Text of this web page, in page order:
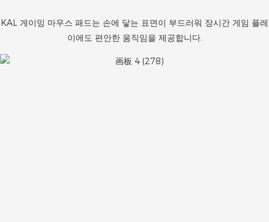
KAL 게이밍 마우스 패드는 손에 닿는 표면이 부드러워 장시간 게임 플레
이에도 편안한 움직임을 제공합니다.